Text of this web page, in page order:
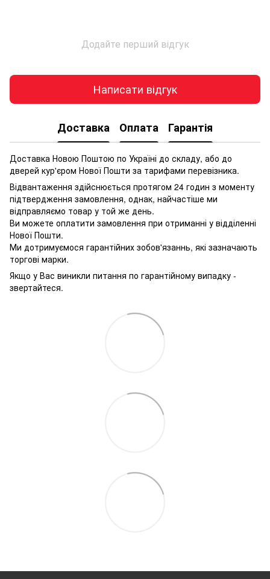
Додайте перший відгук
Написати відгук
Доставка Оплата Гарантія
Доставка Новою Поштою по Україні до складу, або до
дверей кур'єром Нової Пошти за тарифами перевізника.
Відвантаження здійснюється протягом 24 годин з моменту
підтвердження замовлення, однак, найчастіше ми
відправляємо товар у той же день.
Ви можете оплатити замовлення при отриманні у відділенні
Нової Пошти.
Ми дотримуємося гарантійних зобов'язаннь, які зазначають
торгові марки.
Якщо у Вас виникли питання по гарантійному випадку -
звертайтеся.